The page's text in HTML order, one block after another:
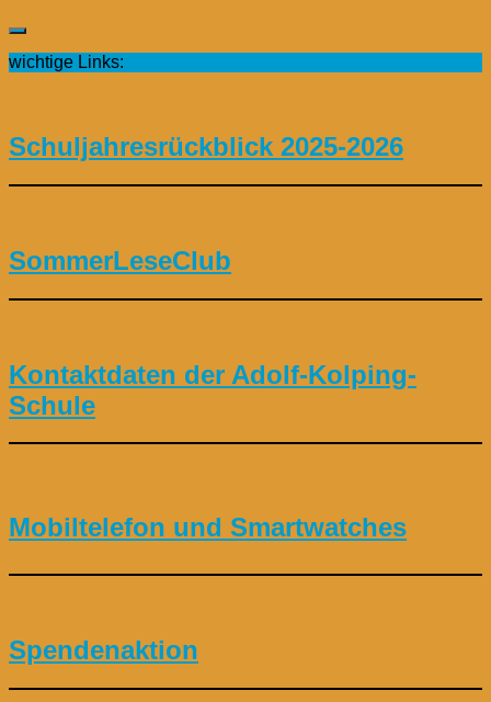
wichtige Links:
Schuljahresrückblick 2025-2026
SommerLeseClub
Kontaktdaten der Adolf-Kolping-
Schule
Mobiltelefon und Smartwatches
Spendenaktion